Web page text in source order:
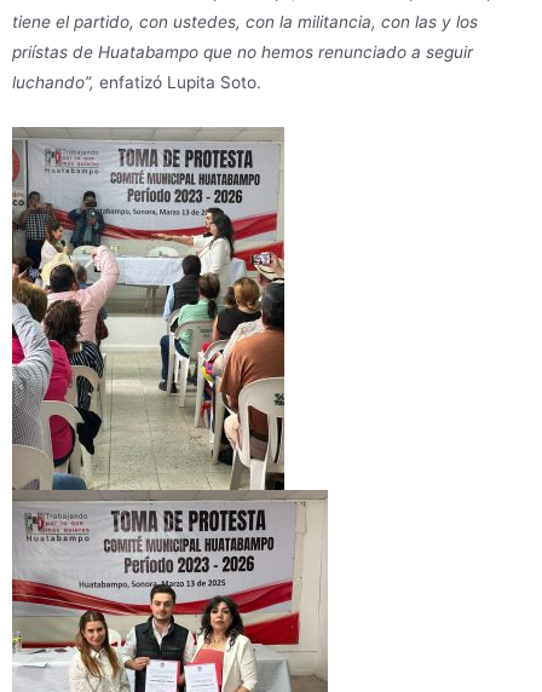
tiene el partido, con ustedes, con la militancia, con las y los
priístas de Huatabampo que no hemos renunciado a seguir
luchando”, enfatizó Lupita Soto.